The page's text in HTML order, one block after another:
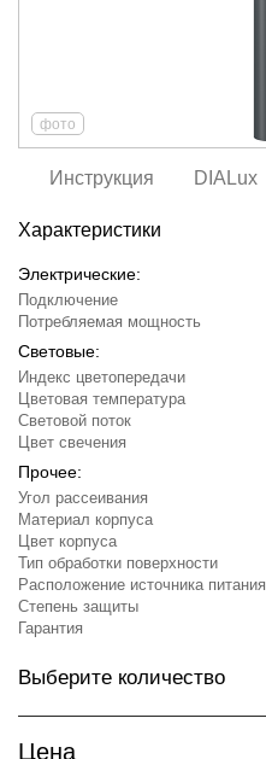
фото
Инструкция DIALux
Характеристики
Электрические:
Подключение
Потребляемая мощность
Световые:
Индекс цветопередачи
Цветовая температура
Световой поток
Цвет свечения
Прочее:
Угол рассеивания
Материал корпуса
Цвет корпуса
Тип обработки поверхности
Расположение источника питания
Степень защиты
Гарантия
Выберите количество
Цена